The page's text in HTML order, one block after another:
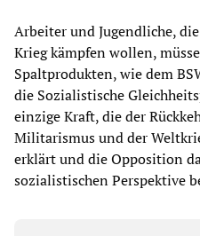
Arbeiter und Jugendliche,
Krieg kämpfen wollen,
Spaltprodukten, wie dem
die Sozialistische
einzige Kraft, die der
Militarismus und der
erklärt und die Opposition
sozialistischen Perspektive